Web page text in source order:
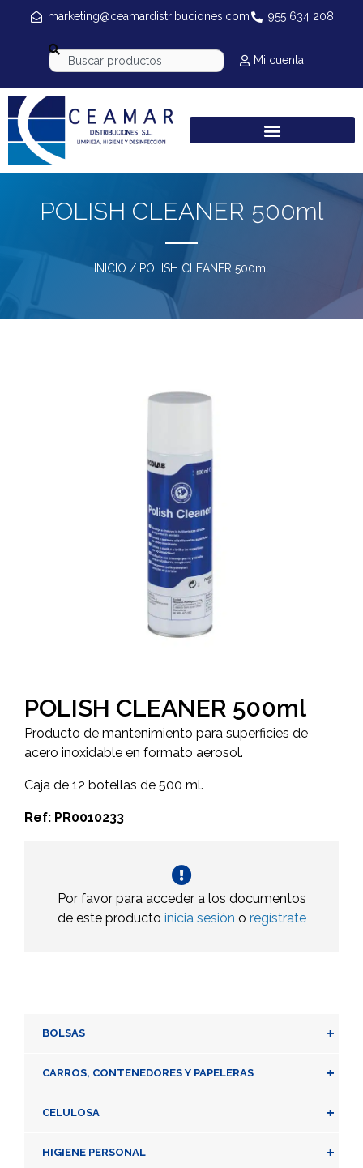
marketing@ceamardistribuciones.com 955 634 208
Mi cuenta
POLISH CLEANER 500ml
INICIO / POLISH CLEANER 500ml
+
BOLSAS
+
CARROS, CONTENEDORES Y PAPELERAS
+
CELULOSA
+
HIGIENE PERSONAL
POLISH CLEANER 500ml
Producto de mantenimiento para superficies de
acero inoxidable en formato aerosol.
Caja de 12 botellas de 500 ml.
Ref: PR0010233
Por favor para acceder a los documentos
de este producto inicia sesión o regístrate